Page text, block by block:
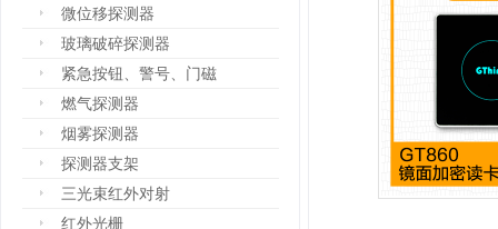
微位移探测器
玻璃破碎探测器
紧急按钮、警号、门磁
燃气探测器
烟雾探测器
探测器支架
三光束红外对射
红外光栅